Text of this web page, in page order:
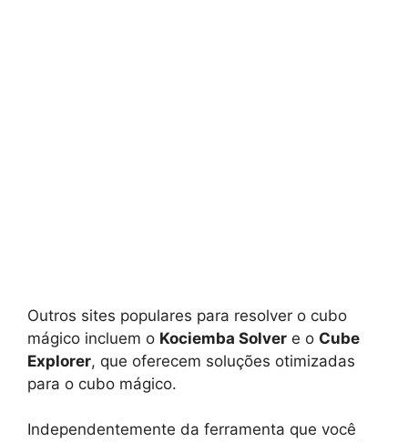
Outros sites populares para resolver o cubo
mágico incluem o Kociemba Solver e o Cube
Explorer, que oferecem soluções otimizadas
para o cubo mágico.
Independentemente da ferramenta que você